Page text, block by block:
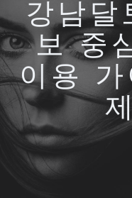
강남달
보 중
이용